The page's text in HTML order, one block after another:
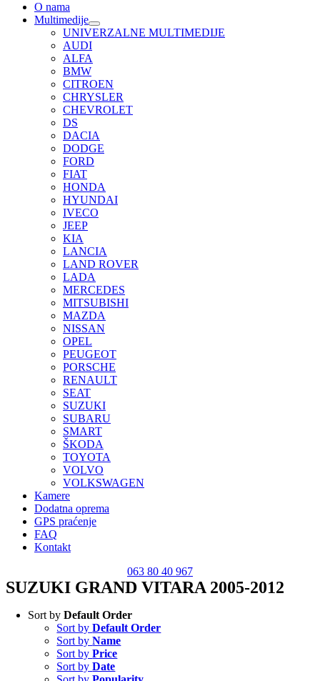
O nama
Multimedije
UNIVERZALNE MULTIMEDIJE
AUDI
ALFA
BMW
CITROEN
CHRYSLER
CHEVROLET
DS
DACIA
DODGE
FORD
FIAT
HONDA
HYUNDAI
IVECO
JEEP
KIA
LANCIA
LAND ROVER
LADA
MERCEDES
MITSUBISHI
MAZDA
NISSAN
OPEL
PEUGEOT
PORSCHE
RENAULT
SEAT
SUZUKI
SUBARU
SMART
ŠKODA
TOYOTA
VOLVO
VOLKSWAGEN
Kamere
Dodatna oprema
GPS praćenje
FAQ
Kontakt
063 80 40 967
SUZUKI GRAND VITARA 2005-2012
Sort byDefault Order
Sort byDefault Order
Sort byName
Sort byPrice
Sort byDate